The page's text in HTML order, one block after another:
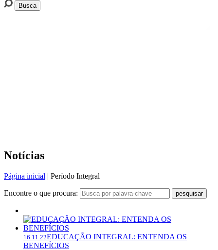
Notícias
Página inicial | Período Integral
Encontre o que procura: pesquisar
16.11.22EDUCAÇÃO INTEGRAL: ENTENDA OS
BENEFÍCIOS